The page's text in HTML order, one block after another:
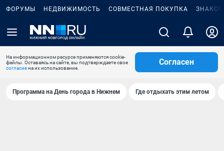
ФОРУМЫ НЕДВИЖИМОСТЬ СОВМЕСТНАЯ ПОКУПКА
На информационном ресурсе применяются cookie-
файлы. Оставаясь на сайте, вы подтверждаете свое
согласиена их использование.
Согласен
Программа на День города в Нижнем Где отдыхать этим летом